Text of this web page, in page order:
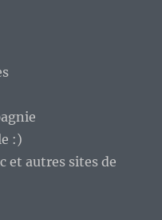
:)
et autres sites de